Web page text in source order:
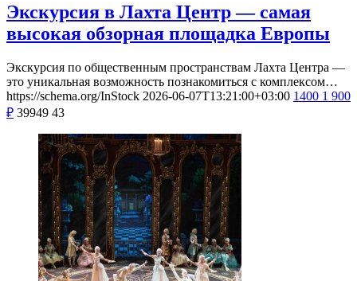
Экскурсия в Лахта Центр — самая
высокая обзорная площадка Европы
Экскурсия по общественным пространствам Лахта Центра —
это уникальная возможность познакомиться с комплексом…
https://schema.org/InStock 2026-06-07T13:21:00+03:00 1400 1 900
₽ 39949 43